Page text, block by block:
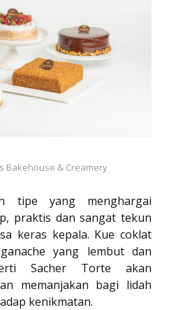
Bakehouse & Creamery
tipe yang menghargai
praktis dan sangat tekun
keras kepala. Kue coklat
yang lembut dan
Sacher Torte akan
memanjakan bagi lidah
kenikmatan.